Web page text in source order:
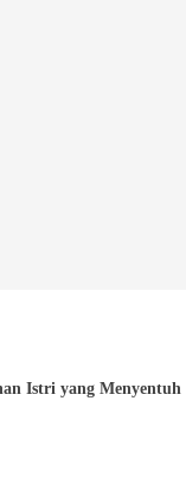
Istri yang Menyentuh